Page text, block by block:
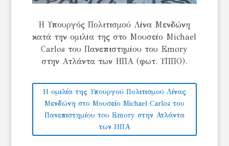
Η Υπουργός Πολιτισμού Λίνα Μενδώνη
κατά την ομιλία της στο Μουσείο Michael
Carlos του Πανεπιστημίου του Emory
στην Ατλάντα των ΗΠΑ (φωτ. ΥΠΠΟ).
Η ομιλία της Υπουργού Πολιτισμού Λίνας
Μενδώνη στο Μουσείο Michael Carlos του
Πανεπιστημίου του Emory στην Ατλάντα
των ΗΠΑ